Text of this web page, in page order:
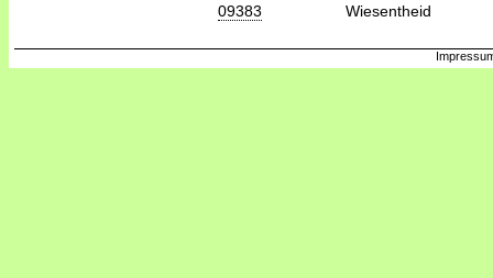
09383
Wiesentheid